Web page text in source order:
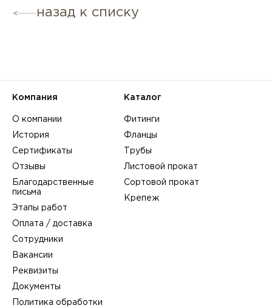
назад к списку
Компания
О компании
История
Сертификаты
Отзывы
Благодарственные
письма
Этапы работ
Оплата / доставка
Сотрудники
Вакансии
Реквизиты
Документы
Политика обработки
Каталог
Фитинги
Фланцы
Трубы
Листовой прокат
Сортовой прокат
Крепеж